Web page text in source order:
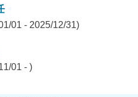
01 - 2025/12/31)
01 - )